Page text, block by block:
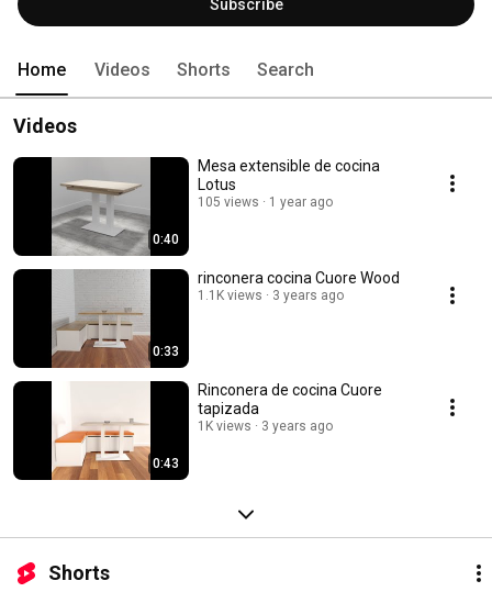
Subscribe
Home Videos Shorts Search
Videos
0:40
Mesa extensible de cocina
Lotus
105 views 1 year ago
0:33
rinconera cocina Cuore Wood
1.1K views 3 years ago
0:43
Rinconera de cocina Cuore
tapizada
1K views 3 years ago
Shorts